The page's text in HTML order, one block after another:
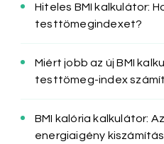
Hiteles BMI kalkulátor:
testtömegindexet?
Miért jobb az új BMI
testtömeg-index
BMI kalória kalkulátor:
energiaigény